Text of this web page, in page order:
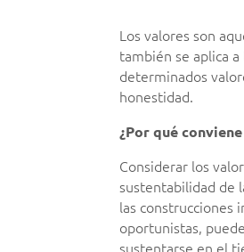
Los valores son
también se aplica
determinados
honestidad.
¿Por qué
Considerar los
sustentabilidad de
las construcciones
oportunistas,
sustentarse en el